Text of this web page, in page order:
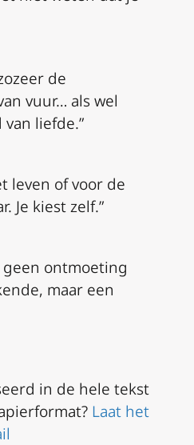
de
vuur… als wel
liefde.”
leven of voor de
Je kiest zelf.”
geen ontmoeting
maar een
in de hele tekst
Laat het